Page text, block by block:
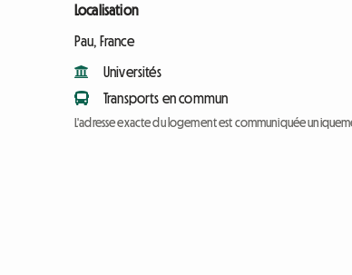
Localisation
Pau, France
Universités
Transports en commun
L'adresse exacte du logement est communiquée